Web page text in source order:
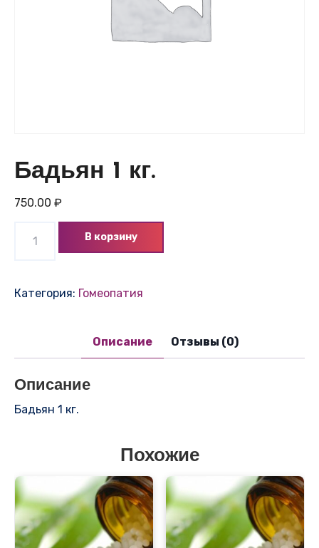
Бадьян 1 кг.
750.00 ₽
1
В корзину
Категория: Гомеопатия
Описание Отзывы (0)
Описание
Бадьян 1 кг.
Похожие